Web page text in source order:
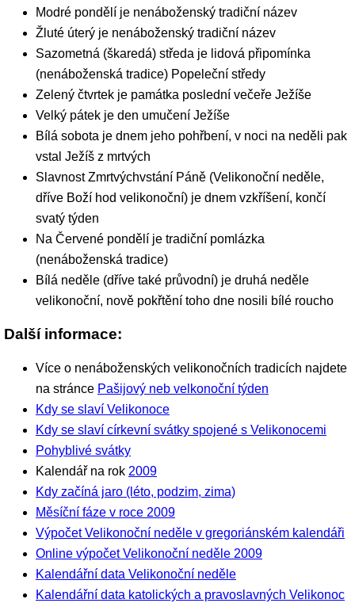
Modré pondělí je nenáboženský tradiční název
Žluté úterý je nenáboženský tradiční název
Sazometná (škaredá) středa je lidová připomínka
(nenáboženská tradice) Popeleční středy
Zelený čtvrtek je památka poslední večeře Ježíše
Velký pátek je den umučení Ježíše
Bílá sobota je dnem jeho pohřbení, v noci na neděli pak
vstal Ježíš z mrtvých
Slavnost Zmrtvýchvstání Páně (Velikonoční neděle,
dříve Boží hod velikonoční) je dnem vzkříšení, končí
svatý týden
Na Červené pondělí je tradiční pomlázka
(nenáboženská tradice)
Bílá neděle (dříve také průvodní) je druhá neděle
velikonoční, nově pokřtění toho dne nosili bílé roucho
Další informace:
Více o nenáboženských velikonočních tradicích najdete
na stránce Pašijový neb velkonoční týden
Kdy se slaví Velikonoce
Kdy se slaví církevní svátky spojené s Velikonocemi
Pohyblivé svátky
Kalendář na rok 2009
Kdy začíná jaro (léto, podzim, zima)
Měsíční fáze v roce 2009
Výpočet Velikonoční neděle v gregoriánském kalendáři
Online výpočet Velikonoční neděle 2009
Kalendářní data Velikonoční neděle
Kalendářní data katolických a pravoslavných Velikonoc